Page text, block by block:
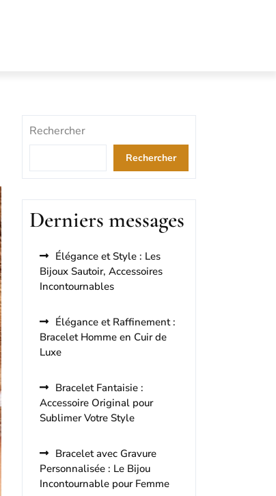
Rechercher
Rechercher
Derniers messages
Élégance et Style : Les
Bijoux Sautoir, Accessoires
Incontournables
Élégance et Raffinement :
Bracelet Homme en Cuir de
Luxe
Bracelet Fantaisie :
Accessoire Original pour
Sublimer Votre Style
Bracelet avec Gravure
Personnalisée : Le Bijou
Incontournable pour Femme